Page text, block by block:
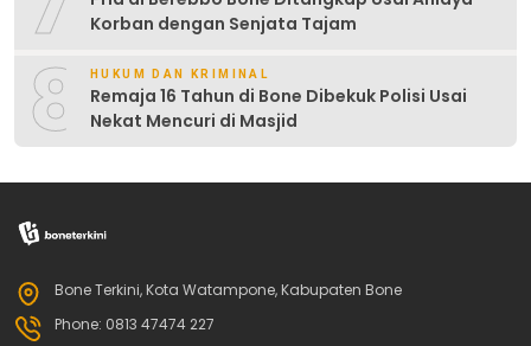
Korban dengan Senjata Tajam
8 HUKUM DAN KRIMINAL
Remaja 16 Tahun di Bone Dibekuk Polisi Usai
Nekat Mencuri di Masjid
Bone Terkini, Kota Watampone, Kabupaten Bone
Phone: 0813 47474 227